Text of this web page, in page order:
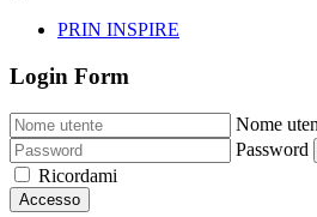
PRIN INSPIRE
Login Form
Nome
Password
Ricordami
Accesso